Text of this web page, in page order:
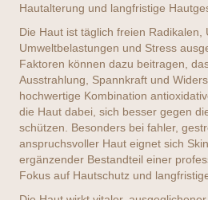
Hautalterung und langfristige
Die Haut ist täglich freien Radikalen,
Umweltbelastungen und Stress
Faktoren können dazu beitragen,
Ausstrahlung, Spannkraft und
hochwertige Kombination
die Haut dabei, sich besser gegen
schützen. Besonders bei fahler,
anspruchsvoller Haut eignet sich
ergänzender Bestandteil einer
Fokus auf Hautschutz und